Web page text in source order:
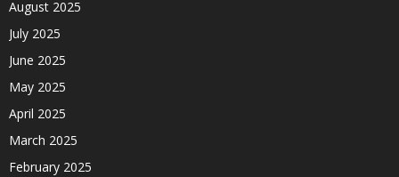
August 2025
July 2025
June 2025
May 2025
April 2025
March 2025
February 2025